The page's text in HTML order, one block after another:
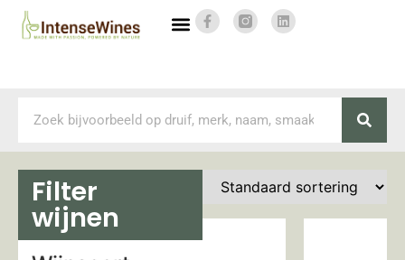
Filter
wijnen